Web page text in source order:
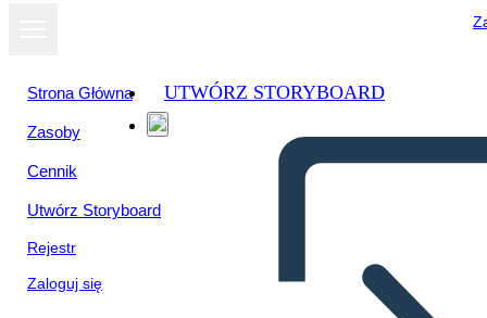
Strona Główna
Zasoby
Cennik
Utwórz Storyboard
Rejestr
Zaloguj się
UTWÓRZ STORYBOARD